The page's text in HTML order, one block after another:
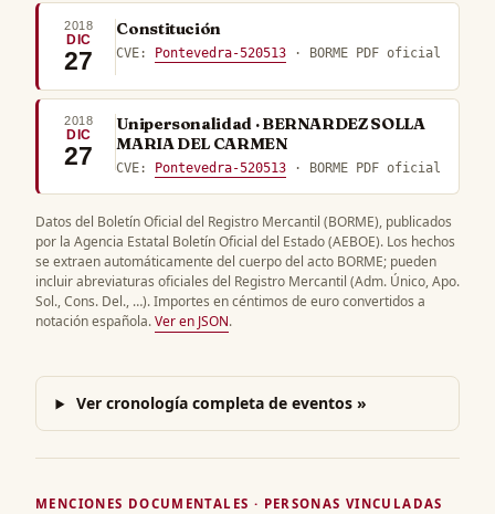
2018
DIC
27
Constitución
CVE: Pontevedra-520513 · BORME PDF oficial
2018
DIC
27
Unipersonalidad · BERNARDEZ SOLLA
MARIA DEL CARMEN
CVE: Pontevedra-520513 · BORME PDF oficial
Datos del Boletín Oficial del Registro Mercantil (BORME), publicados
por la Agencia Estatal Boletín Oficial del Estado (AEBOE). Los hechos
se extraen automáticamente del cuerpo del acto BORME; pueden
incluir abreviaturas oficiales del Registro Mercantil (Adm. Único, Apo.
Sol., Cons. Del., …). Importes en céntimos de euro convertidos a
notación española.Ver en JSON.
Ver cronología completa de eventos »
MENCIONES DOCUMENTALES · PERSONAS VINCULADAS